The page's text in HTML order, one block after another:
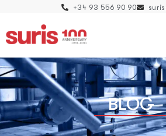
+34 93 556 90 90
BLOG